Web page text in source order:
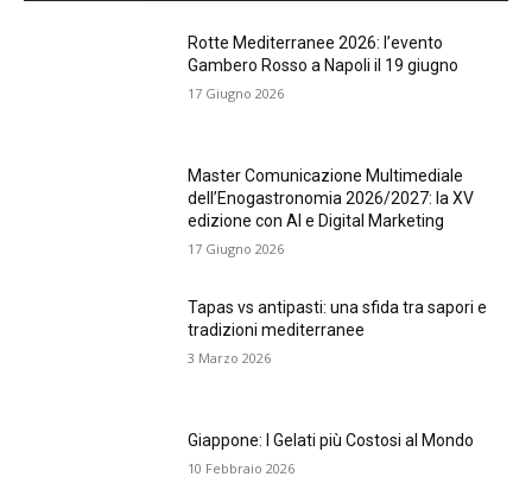
Rotte Mediterranee 2026: l’evento
Gambero Rosso a Napoli il 19 giugno
17 Giugno 2026
Master Comunicazione Multimediale
dell’Enogastronomia 2026/2027: la XV
edizione con AI e Digital Marketing
17 Giugno 2026
Tapas vs antipasti: una sfida tra sapori e
tradizioni mediterranee
3 Marzo 2026
Giappone: I Gelati più Costosi al Mondo
10 Febbraio 2026